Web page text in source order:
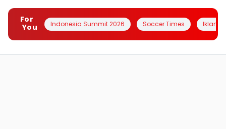
For
You
Indonesia Summit 2026 Soccer Times Iklanin